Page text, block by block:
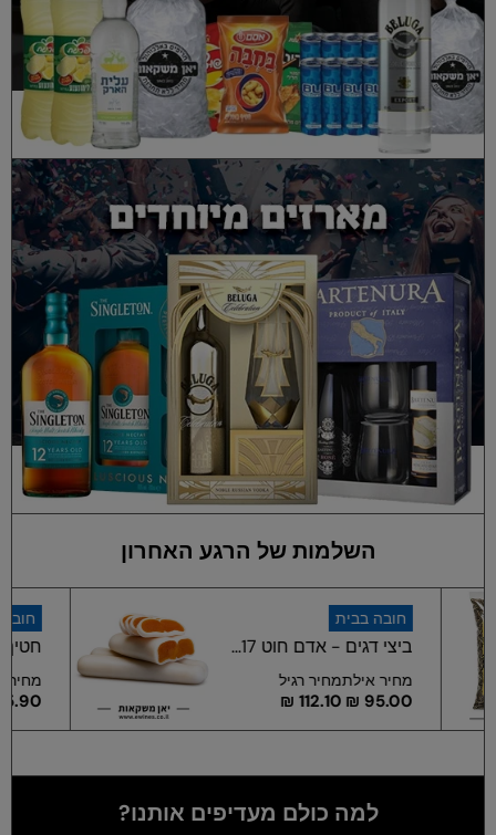
השלמות של הרגע האחרון
חובה בבית
ביצי דגים - אדם חוט 17...
מחיר אילתמחיר רגיל
112.10 ₪
למה כולם מעדיפים אותנו?